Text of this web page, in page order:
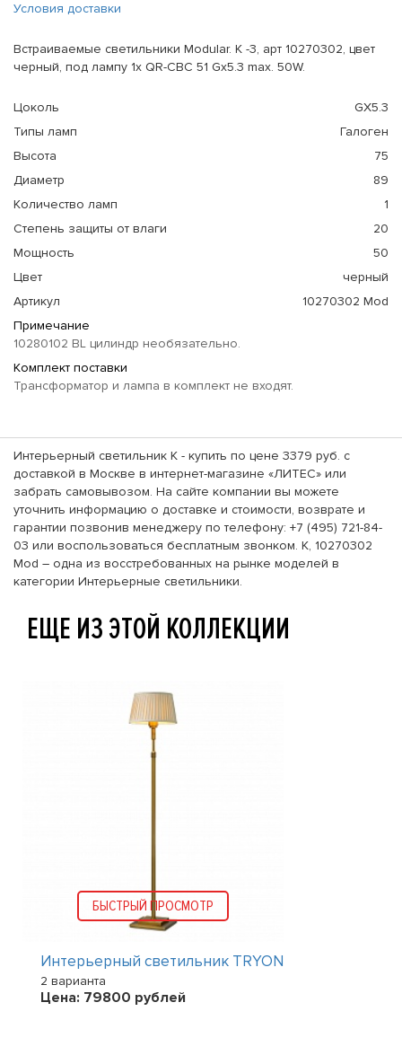
Условия доставки
Встраиваемые светильники Modular. K -3, арт 10270302, цвет
черный, под лампу 1x QR-CBC 51 Gx5.3 max. 50W.
Цоколь
GX5.3
Типы ламп
Галоген
Высота
75
Диаметр
89
Количество ламп
1
Степень защиты от влаги
20
Мощность
50
Цвет
черный
Артикул
10270302 Mod
Примечание
10280102 BL цилиндр необязательно.
Комплект поставки
Трансформатор и лампа в комплект не входят.
Интерьерный светильник K - купить по цене 3379 руб. с
доставкой в Москве в интернет-магазине «ЛИТЕС» или
забрать самовывозом. На сайте компании вы можете
уточнить информацию о доставке и стоимости, возврате и
гарантии позвонив менеджеру по телефону: +7 (495) 721-84-
03 или воспользоваться бесплатным звонком. K, 10270302
Mod – одна из восстребованных на рынке моделей в
категории Интерьерные светильники.
ЕЩЕ ИЗ ЭТОЙ КОЛЛЕКЦИИ
БЫСТРЫЙ ПРОСМОТР
Интерьерный светильник TRYON
2 варианта
Цена: 79800 рублей